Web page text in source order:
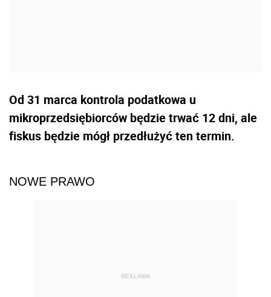
Od 31 marca kontrola podatkowa u
mikroprzedsiębiorców będzie trwać 12 dni, ale
fiskus będzie mógł przedłużyć ten termin.
NOWE PRAWO
REKLAMA